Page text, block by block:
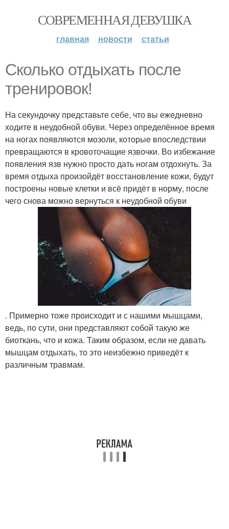
СОВРЕМЕННАЯ ДЕВУШКА
главная новости статьи
Сколько отдыхать после
тренировок!
На секундочку представьте себе, что вы ежедневно
ходите в неудобной обуви. Через определённое время
на ногах появляются мозоли, которые впоследствии
превращаются в кровоточащие язвочки. Во избежание
появления язв нужно просто дать ногам отдохнуть. За
время отдыха произойдёт восстановление кожи, будут
построены новые клетки и всё придёт в норму, после
чего снова можно вернуться к неудобной обуви
. Примерно тоже происходит и с нашими мышцами,
ведь, по сути, они представляют собой такую же
биоткань, что и кожа. Таким образом, если не давать
мышцам отдыхать, то это неизбежно приведёт к
различным травмам.